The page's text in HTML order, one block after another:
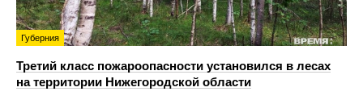
Губерния
Третий класс пожароопасности установился в лесах
на территории Нижегородской области